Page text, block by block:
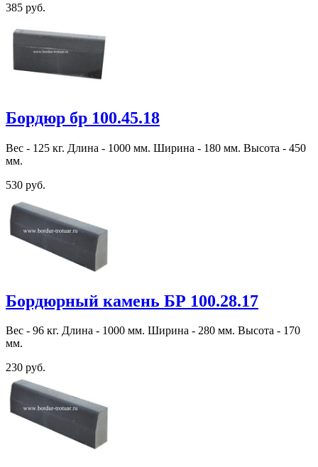
385 руб.
Бордюр бр 100.45.18
Вес - 125 кг. Длина - 1000 мм. Ширина - 180 мм. Высота - 450
мм.
530 руб.
Бордюрный камень БР 100.28.17
Вес - 96 кг. Длина - 1000 мм. Ширина - 280 мм. Высота - 170
мм.
230 руб.